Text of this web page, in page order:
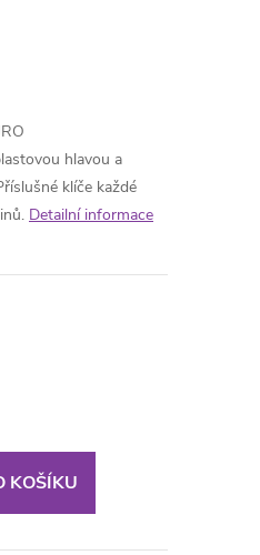
hlavou a
klíče každé
Detailní informace
KOŠÍKU